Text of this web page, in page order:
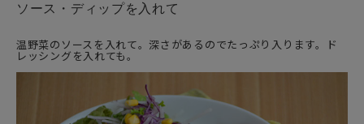
ソース・ディップを入れて
温野菜のソースを入れて。深さがあるのでたっぷり入ります。ド
レッシングを入れても。